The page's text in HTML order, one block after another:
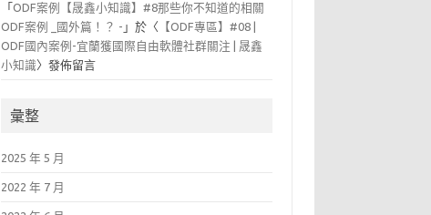
「ODF案例【晟鑫小知識】#8那些你不知道的相關
ODF案例 _國外篇！？ - 」於〈 【ODF專區】#08 |
ODF國內案例-宜蘭獲國際自由軟體社群關注 | 晟鑫
小知識〉發佈留言
彙整
2025 年 5 月
2022 年 7 月